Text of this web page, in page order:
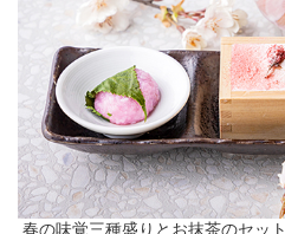
春の味覚三種盛りとお抹茶のセット